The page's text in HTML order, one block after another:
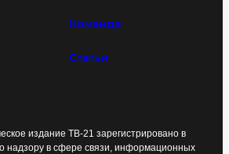
Команда
Статьи
издание ТВ-21 зарегистрировано в
надзору в сфере связи, информационных